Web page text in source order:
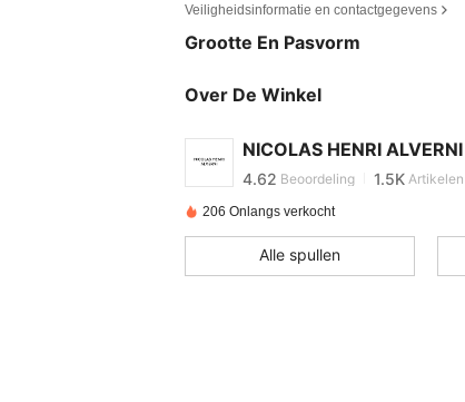
Veiligheidsinformatie en contactgegevens
Grootte En Pasvorm
Over De Winkel
NICOLAS HENRI ALVERNI
4.62
4.62
1.5K
4.62 Beoordeling 1.5K Artikelen
4.62
206 Onlangs verkocht
Alle spullen